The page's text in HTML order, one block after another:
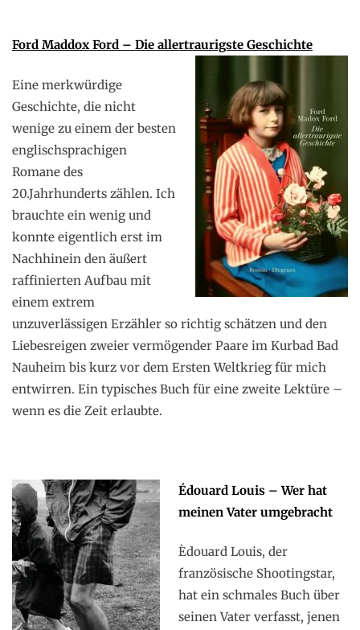
Ford Maddox Ford – Die allertraurigste Geschichte
Eine merkwürdige
Geschichte, die nicht
wenige zu einem der besten
englischsprachigen
Romane des
20.Jahrhunderts zählen. Ich
brauchte ein wenig und
konnte eigentlich erst im
Nachhinein den äußert
raffinierten Aufbau mit
einem extrem
unzuverlässigen Erzähler so richtig schätzen und den
Liebesreigen zweier vermögender Paare im Kurbad Bad
Nauheim bis kurz vor dem Ersten Weltkrieg für mich
entwirren. Ein typisches Buch für eine zweite Lektüre –
wenn es die Zeit erlaubte.
Édouard Louis – Wer hat
meinen Vater umgebracht
Èdouard Louis, der
französische Shootingstar,
hat ein schmales Buch über
seinen Vater verfasst, jenen